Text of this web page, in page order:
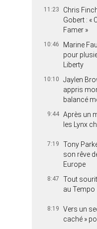
11:23
Chris
Gobert : «
Famer »
10:46
Marine
pour
Liberty
10:10
Jaylen
appris
balancé
9:44 Après un
les Lynx
7:19
Tony
son rêve
Europe
8:47
Tout
au Tempo
8:19
Vers un
caché »